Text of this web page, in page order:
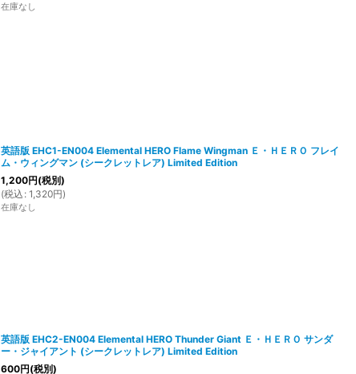
在庫なし
英語版 EHC1-EN004 Elemental HERO Flame Wingman Ｅ・ＨＥＲＯ フレイ
ム・ウィングマン (シークレットレア) Limited Edition
1,200円(税別)
(税込 : 1,320円)
在庫なし
英語版 EHC2-EN004 Elemental HERO Thunder Giant Ｅ・ＨＥＲＯ サンダ
ー・ジャイアント (シークレットレア) Limited Edition
600円(税別)